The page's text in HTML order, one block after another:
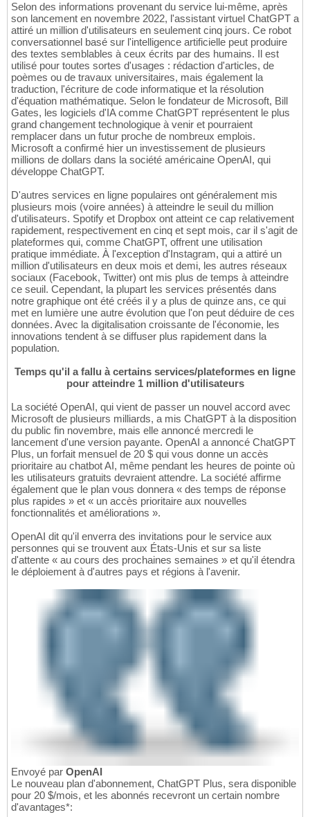
Selon des informations provenant du service lui-même, après
son lancement en novembre 2022, l'assistant virtuel ChatGPT a
attiré un million d'utilisateurs en seulement cinq jours. Ce robot
conversationnel basé sur l'intelligence artificielle peut produire
des textes semblables à ceux écrits par des humains. Il est
utilisé pour toutes sortes d'usages : rédaction d'articles, de
poèmes ou de travaux universitaires, mais également la
traduction, l'écriture de code informatique et la résolution
d'équation mathématique. Selon le fondateur de Microsoft, Bill
Gates, les logiciels d'IA comme ChatGPT représentent le plus
grand changement technologique à venir et pourraient
remplacer dans un futur proche de nombreux emplois.
Microsoft a confirmé hier un investissement de plusieurs
millions de dollars dans la société américaine OpenAI, qui
développe ChatGPT.
D'autres services en ligne populaires ont généralement mis
plusieurs mois (voire années) à atteindre le seuil du million
d'utilisateurs. Spotify et Dropbox ont atteint ce cap relativement
rapidement, respectivement en cinq et sept mois, car il s'agit de
plateformes qui, comme ChatGPT, offrent une utilisation
pratique immédiate. À l'exception d'Instagram, qui a attiré un
million d'utilisateurs en deux mois et demi, les autres réseaux
sociaux (Facebook, Twitter) ont mis plus de temps à atteindre
ce seuil. Cependant, la plupart les services présentés dans
notre graphique ont été créés il y a plus de quinze ans, ce qui
met en lumière une autre évolution que l'on peut déduire de ces
données. Avec la digitalisation croissante de l'économie, les
innovations tendent à se diffuser plus rapidement dans la
population.
Temps qu'il a fallu à certains services/plateformes en ligne
pour atteindre 1 million d'utilisateurs
La société OpenAI, qui vient de passer un nouvel accord avec
Microsoft de plusieurs milliards, a mis ChatGPT à la disposition
du public fin novembre, mais elle annoncé mercredi le
lancement d'une version payante. OpenAI a annoncé ChatGPT
Plus, un forfait mensuel de 20 $ qui vous donne un accès
prioritaire au chatbot AI, même pendant les heures de pointe où
les utilisateurs gratuits devraient attendre. La société affirme
également que le plan vous donnera « des temps de réponse
plus rapides » et « un accès prioritaire aux nouvelles
fonctionnalités et améliorations ».
OpenAI dit qu'il enverra des invitations pour le service aux
personnes qui se trouvent aux États-Unis et sur sa liste
d'attente « au cours des prochaines semaines » et qu'il étendra
le déploiement à d'autres pays et régions à l'avenir.
Envoyé par OpenAI
Le nouveau plan d'abonnement, ChatGPT Plus, sera disponible
pour 20 $/mois, et les abonnés recevront un certain nombre
d'avantages*: